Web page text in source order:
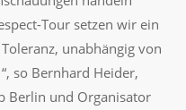
Tour setzen wir ein
unabhängig von
so Bernhard Heider,
Berlin und Organisator